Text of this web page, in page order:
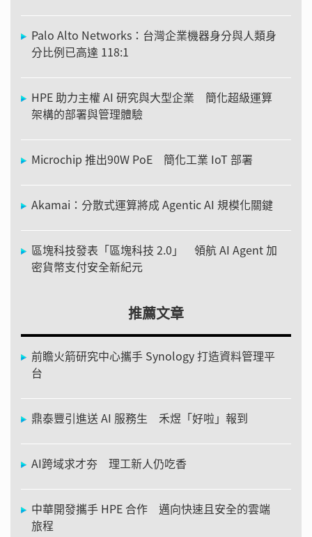
Palo Alto Networks：台灣企業機器身分與人類身
分比例已高達 118:1
HPE 助力主權 AI 研究與大型企業 簡化超級運算
架構的部署與管理體驗
Microchip 推出90W PoE 簡化工業 IoT 部署
Akamai：分散式運算將成 Agentic AI 規模化關鍵
區塊科技發表「區塊科技 2.0」 領航 AI Agent 加
密貨幣支付安全新紀元
推薦文章
前瞻火箭研究中心攜手 Synology 打造資料管理平
台
鼎泰豐引進送 AI 服務生 禾煜「好啦」報到
AI跨域求才夯 理工新人仍吃香
中華開發攜手 HPE 合作 邁向快速且安全的雲端
旅程